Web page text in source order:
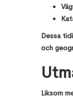
Dessa
och
Liksom